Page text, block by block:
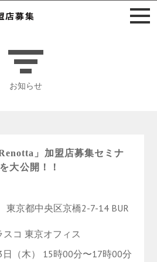
お知らせ
」加盟店募集セミナ
大公開！！
京都中央区京橋2-7-14 BUR
東京オフィス
（木） 15時00分〜17時00分